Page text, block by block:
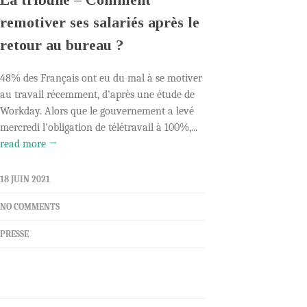
remotiver ses salariés après le
retour au bureau ?
48% des Français ont eu du mal à se motiver
au travail récemment, d'après une étude de
Workday. Alors que le gouvernement a levé
mercredi l'obligation de télétravail à 100%,...
read more →
18 JUIN 2021
NO COMMENTS
PRESSE